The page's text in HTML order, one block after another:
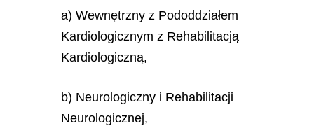
a) Wewnętrzny z Pododdziałem
Kardiologicznym z Rehabilitacją
Kardiologiczną,
b) Neurologiczny i Rehabilitacji
Neurologicznej,